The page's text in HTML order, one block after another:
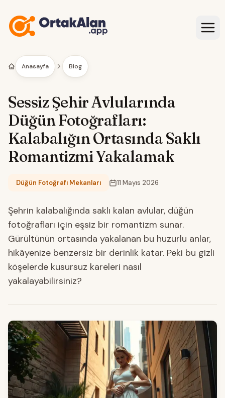
İçeriğe geç
Anasayfa Blog
Sessiz Şehir Avlularında
Düğün Fotoğrafları:
Kalabalığın Ortasında Saklı
Romantizmi Yakalamak
Kategori:
Düğün Fotoğrafı Mekanları 11 Mayıs 2026
Şehrin kalabalığında saklı kalan avlular, düğün
fotoğrafları için eşsiz bir romantizm sunar.
Gürültünün ortasında yakalanan bu huzurlu anlar,
hikâyenize benzersiz bir derinlik katar. Peki bu gizli
köşelerde kusursuz kareleri nasıl
yakalayabilirsiniz?